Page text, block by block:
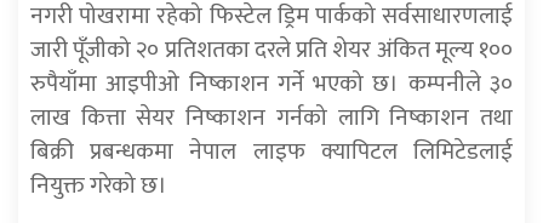
नगरी पोखरामा रहेको फिस्टेल ड्रिम पार्कको सर्वसाधारणलाई
जारी पूँजीको २० प्रतिशतका दरले प्रति शेयर अंकित मूल्य १००
रुपैयाँमा आइपीओ निष्काशन गर्ने भएको छ। कम्पनीले ३०
लाख कित्ता सेयर निष्काशन गर्नको लागि निष्काशन तथा
बिक्री प्रबन्धकमा नेपाल लाइफ क्यापिटल लिमिटेडलाई
नियुक्त गरेको छ।